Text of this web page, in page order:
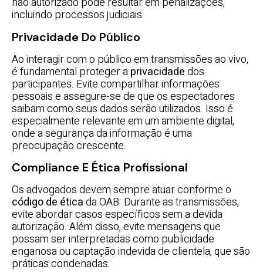
incluindo processos judiciais.
Privacidade Do Público
Ao interagir com o público em transmissões ao vivo,
é fundamental proteger aprivacidadedos
participantes. Evite compartilhar informações
pessoais e assegure-se de que os espectadores
saibam como seus dados serão utilizados. Isso é
especialmente relevante em um ambiente digital,
onde a segurança da informação é uma
preocupação crescente.
Compliance E Ética Profissional
Os advogados devem sempre atuar conforme o
código de éticada OAB. Durante as transmissões,
evite abordar casos específicos sem a devida
autorização. Além disso, evite mensagens que
possam ser interpretadas como publicidade
enganosa ou captação indevida de clientela, que são
práticas condenadas.